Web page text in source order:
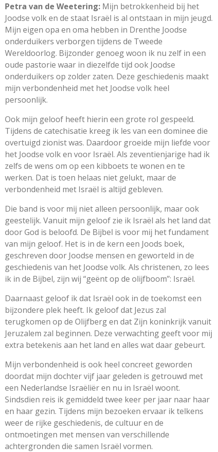
Petra van de Weetering: Mijn betrokkenheid bij het
Joodse volk en de staat Israël is al ontstaan in mijn jeugd.
Mijn eigen opa en oma hebben in Drenthe Joodse
onderduikers verborgen tijdens de Tweede
Wereldoorlog. Bijzonder genoeg woon ik nu zelf in een
oude pastorie waar in diezelfde tijd ook Joodse
onderduikers op zolder zaten. Deze geschiedenis maakt
mijn verbondenheid met het Joodse volk heel
persoonlijk.
Ook mijn geloof heeft hierin een grote rol gespeeld.
Tijdens de catechisatie kreeg ik les van een dominee die
overtuigd zionist was. Daardoor groeide mijn liefde voor
het Joodse volk en voor Israël. Als zeventienjarige had ik
zelfs de wens om op een kibboets te wonen en te
werken. Dat is toen helaas niet gelukt, maar de
verbondenheid met Israël is altijd gebleven.
Die band is voor mij niet alleen persoonlijk, maar ook
geestelijk. Vanuit mijn geloof zie ik Israël als het land dat
door God is beloofd. De Bijbel is voor mij het fundament
van mijn geloof. Het is in de kern een Joods boek,
geschreven door Joodse mensen en geworteld in de
geschiedenis van het Joodse volk. Als christenen, zo lees
ik in de Bijbel, zijn wij “geënt op de olijfboom”: Israël.
Daarnaast geloof ik dat Israël ook in de toekomst een
bijzondere plek heeft. Ik geloof dat Jezus zal
terugkomen op de Olijfberg en dat Zijn koninkrijk vanuit
Jeruzalem zal beginnen. Deze verwachting geeft voor mij
extra betekenis aan het land en alles wat daar gebeurt.
Mijn verbondenheid is ook heel concreet geworden
doordat mijn dochter vijf jaar geleden is getrouwd met
een Nederlandse Israëliër en nu in Israël woont.
Sindsdien reis ik gemiddeld twee keer per jaar naar haar
en haar gezin. Tijdens mijn bezoeken ervaar ik telkens
weer de rijke geschiedenis, de cultuur en de
ontmoetingen met mensen van verschillende
achtergronden die samen Israël vormen.